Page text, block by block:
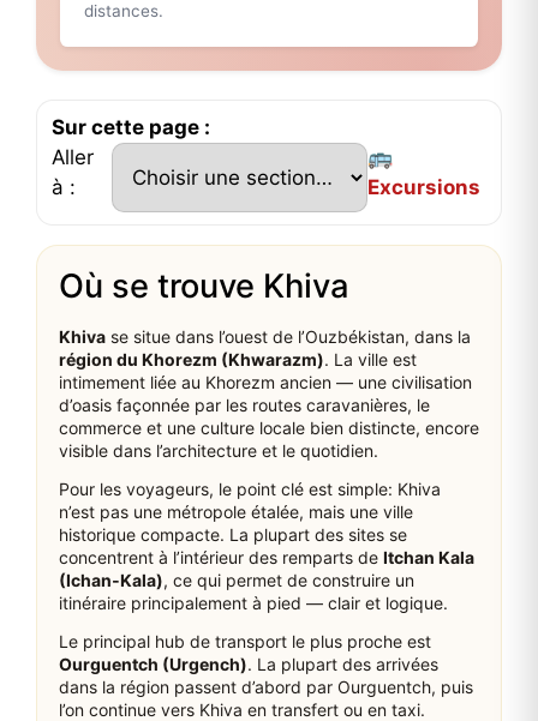
distances.
Sur cette page :
Aller
à :
🚌
Excursions
Où se trouve Khiva
Khiva se situe dans l’ouest de l’Ouzbékistan, dans la
région du Khorezm (Khwarazm). La ville est
intimement liée au Khorezm ancien — une civilisation
d’oasis façonnée par les routes caravanières, le
commerce et une culture locale bien distincte, encore
visible dans l’architecture et le quotidien.
Pour les voyageurs, le point clé est simple: Khiva
n’est pas une métropole étalée, mais une ville
historique compacte. La plupart des sites se
concentrent à l’intérieur des remparts de Itchan Kala
(Ichan‑Kala), ce qui permet de construire un
itinéraire principalement à pied — clair et logique.
Le principal hub de transport le plus proche est
Ourguentch (Urgench). La plupart des arrivées
dans la région passent d’abord par Ourguentch, puis
l’on continue vers Khiva en transfert ou en taxi.